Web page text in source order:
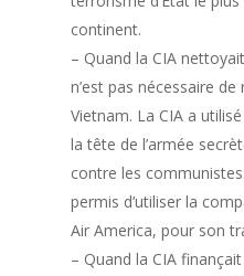
continent.
– Quand la CIA
n’est pas nécessaire
Vietnam. La CIA a
la tête de l’armée
contre les
permis d’utiliser la
Air America, pour son
– Quand la CIA